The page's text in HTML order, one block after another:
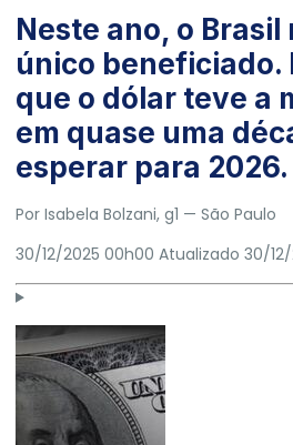
Neste ano, o Brasil
único beneficiado.
que o dólar teve a
em quase uma
esperar para 2026.
Por Isabela Bolzani, g1 — São Paulo
30/12/2025 00h00 Atualizado 30/